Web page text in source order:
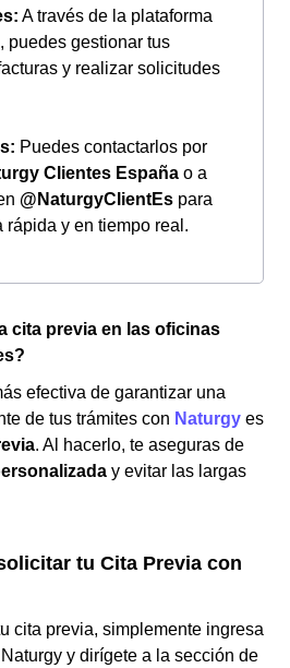
A través de la plataforma
, puedes gestionar tus
y realizar solicitudes
Puedes contactarlos por
Clientes España o a
@NaturgyClientEs para
rápida y en tiempo real.
cita previa en las oficinas
efectiva de garantizar una
de tus trámites con Naturgy es
. Al hacerlo, te aseguras de
y evitar las largas
tu Cita Previa con
cita previa, simplemente ingresa
y dirígete a la sección de